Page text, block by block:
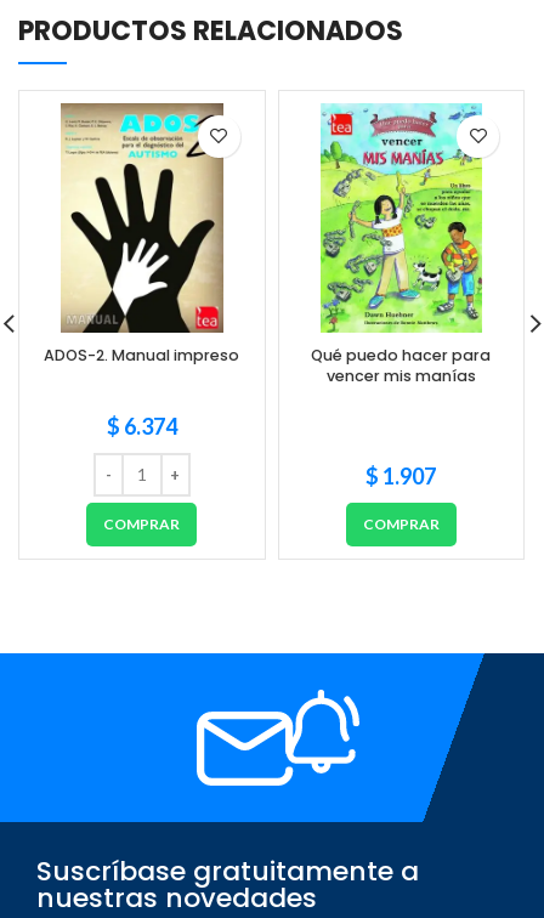
PRODUCTOS RELACIONADOS
ADOS-2. Manual impreso
$ 6.374
COMPRAR
Qué puedo hacer para
vencer mis manías
$ 1.907
COMPRAR
Suscríbase gratuitamente a
nuestras novedades